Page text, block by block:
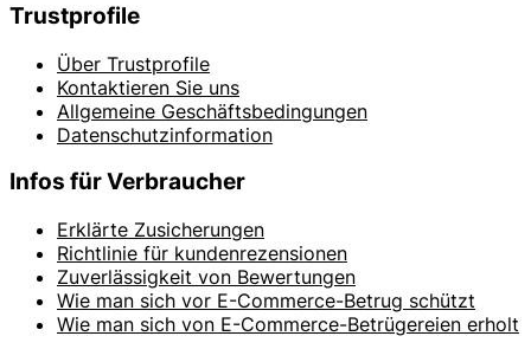
Trustprofile
Über Trustprofile
Kontaktieren Sie uns
Allgemeine Geschäftsbedingungen
Datenschutzinformation
Infos für Verbraucher
Erklärte Zusicherungen
Richtlinie für kundenrezensionen
Zuverlässigkeit von Bewertungen
Wie man sich vor E-Commerce-Betrug schützt
Wie man sich von E-Commerce-Betrügereien erholt